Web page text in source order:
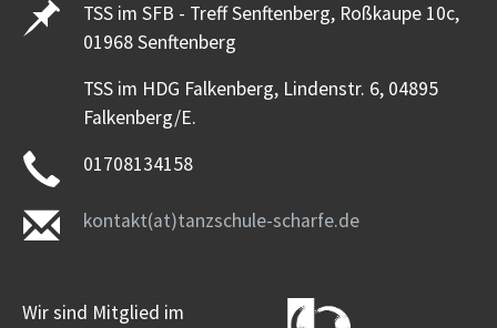
TSS im SFB - Treff Senftenberg, Roßkaupe 10c,
01968 Senftenberg
TSS im HDG Falkenberg, Lindenstr. 6, 04895
Falkenberg/E.
01708134158
kontakt(at)tanzschule-scharfe.de
Wir sind Mitglied im